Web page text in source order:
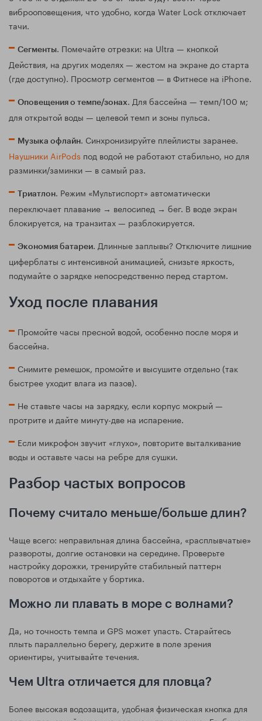
виброоповещения, что удобно, когда Water Lock отключает
тачи.
Сегменты. Помечайте отрезки: на Ultra — кнопкой
Действия, на других моделях — жестом на экране до старта
(где доступно). Просмотр сегментов — в Фитнесе на iPhone.
Оповещения о темпе/зонах. Для бассейна — темп/100 м;
для открытой воды — целевой темп и зоны пульса.
Музыка офлайн. Синхронизируйте плейлисты заранее.
Наушники AirPods под водой не работают стабильно, но для
разминки/заминки — в самый раз.
Триатлон. Режим «Мультиспорт» автоматически
переключает плавание → велосипед → бег. В воде экран
блокируется, на транзитах — разблокируется.
Экономия батареи. Длинные заплывы? Отключите лишние
циферблаты с интенсивной анимацией, снизьте яркость,
подумайте о зарядке непосредственно перед стартом.
Уход после плавания
Промойте часы пресной водой, особенно после моря и
бассейна.
Снимите ремешок, промойте и высушите отдельно (так
быстрее уходит влага из пазов).
Не ставьте часы на зарядку, если корпус мокрый —
протрите и дайте минуту-две на испарение.
Если микрофон звучит «глухо», повторите выталкивание
воды и оставьте часы на ребре для сушки.
Разбор частых вопросов
Почему считало меньше/больше длин?
Чаще всего: неправильная длина бассейна, «расплывчатые»
развороты, долгие остановки на середине. Проверьте
настройку дорожки, тренируйте стабильный паттерн
поворотов и отдыхайте у бортика.
Можно ли плавать в море с волнами?
Да, но точность темпа и GPS может упасть. Старайтесь
плыть параллельно берегу, держите в поле зрения
ориентиры, учитывайте течения.
Чем Ultra отличается для пловца?
Более высокая водозащита, удобная физическая кнопка для